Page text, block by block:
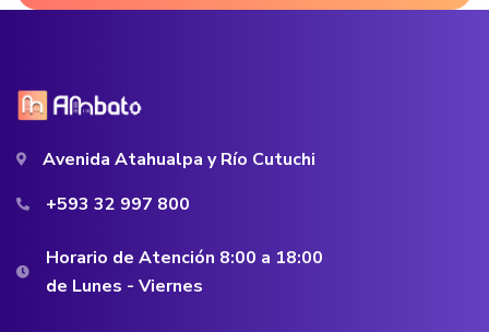
Avenida Atahualpa y Río Cutuchi
+593 32 997 800
Horario de Atención 8:00 a 18:00
de Lunes - Viernes